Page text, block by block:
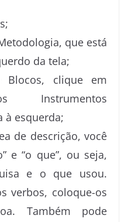
que está
da tela;
Blocos, clique em
Instrumentos
à esquerda;
de descrição, você
e “o que”, ou seja,
e o que usou.
verbos, coloque-os
Também pode